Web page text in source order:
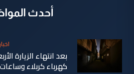
أحدث
بعد انتهاء الزيارة
كهرباء كربلاء